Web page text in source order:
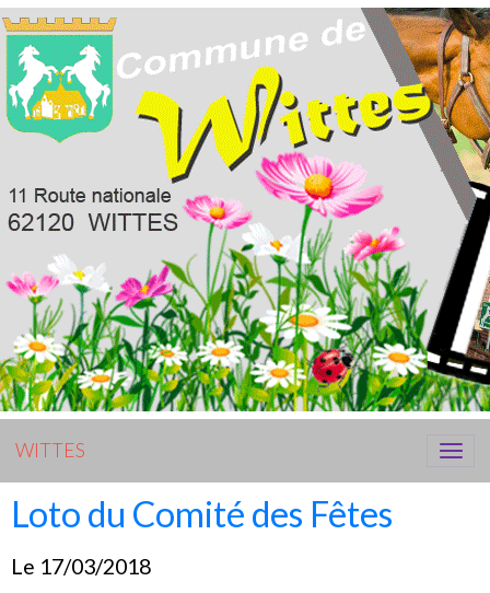
WITTES
Loto du Comité des Fêtes
Le 17/03/2018